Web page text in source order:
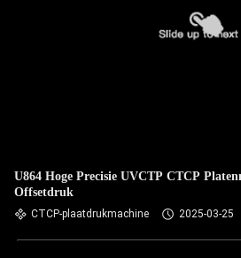
U864 Hoge Precisie UVCTP CTCP
Offsetdruk
CTCP-plaatdrukmachine 2025-03-25